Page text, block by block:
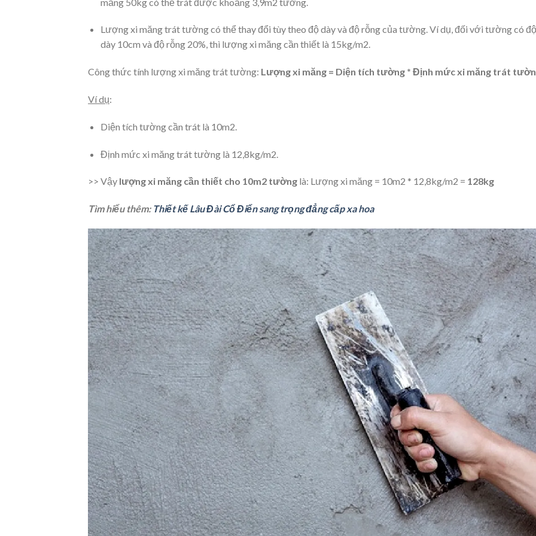
Lượng xi măng trát tường có thể thay đổi tùy theo độ dày và độ rỗng của tường. Ví dụ, đối với tường có độ
dày 10cm và độ rỗng 20%, thì lượng xi măng cần thiết là 15kg/m2.
Công thức tính lượng xi măng trát tường: Lượng xi măng = Diện tích tường * Định mức xi măng trát
Ví dụ:
Diện tích tường cần trát là 10m2.
Định mức xi măng trát tường là 12,8kg/m2.
>> Vậy lượng xi măng cần thiết cho 10m2 tường là: Lượng xi măng = 10m2 * 12,8kg/m2 = 128kg
Tìm hiểu thêm: Thiết kế Lâu Đài Cổ Điển sang trọng đẳng cấp xa hoa